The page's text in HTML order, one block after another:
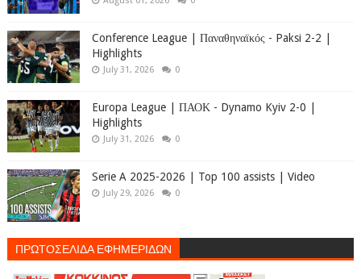
Conference League | Παναθηναϊκός - Paksi 2-2 |
Highlights
July 31, 2026 0
Europa League | ΠΑΟΚ - Dynamo Kyiv 2-0 |
Highlights
July 31, 2026 0
Serie A 2025-2026 | Top 100 assists | Video
July 29, 2026 0
ΠΡΩΤΟΣΕΛΙΔΑ ΕΦΗΜΕΡΙΔΩΝ